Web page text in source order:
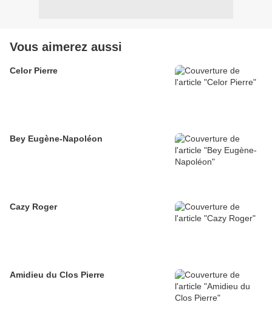
Vous aimerez aussi
Celor Pierre
Bey Eugène-Napoléon
Cazy Roger
Amidieu du Clos Pierre